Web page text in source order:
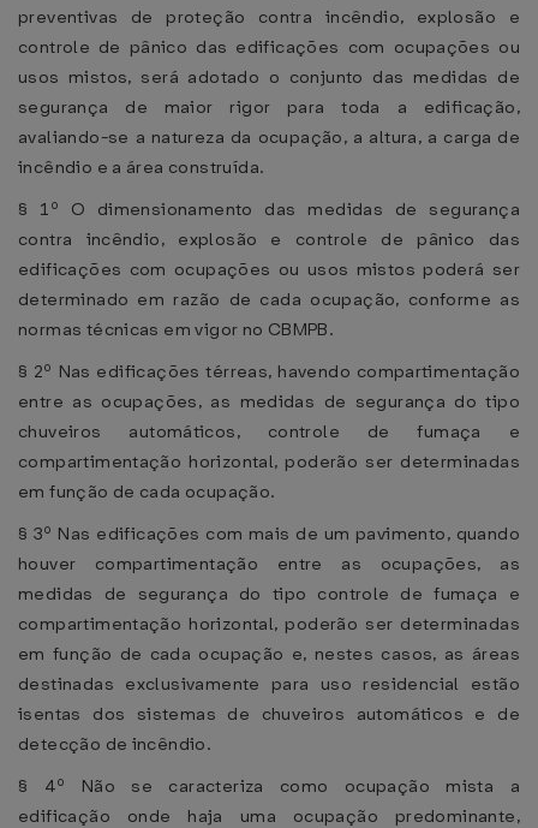
preventivas de proteção contra incêndio, explosão e
controle de pânico das edificações com ocupações ou
usos mistos, será adotado o conjunto das medidas de
segurança de maior rigor para toda a edificação,
avaliando-se a natureza da ocupação, a altura, a carga de
incêndio e a área construída.
§ 1º O dimensionamento das medidas de segurança
contra incêndio, explosão e controle de pânico das
edificações com ocupações ou usos mistos poderá ser
determinado em razão de cada ocupação, conforme as
normas técnicas em vigor no CBMPB.
§ 2º Nas edificações térreas, havendo compartimentação
entre as ocupações, as medidas de segurança do tipo
chuveiros automáticos, controle de fumaça e
compartimentação horizontal, poderão ser determinadas
em função de cada ocupação.
§ 3º Nas edificações com mais de um pavimento, quando
houver compartimentação entre as ocupações, as
medidas de segurança do tipo controle de fumaça e
compartimentação horizontal, poderão ser determinadas
em função de cada ocupação e, nestes casos, as áreas
destinadas exclusivamente para uso residencial estão
isentas dos sistemas de chuveiros automáticos e de
detecção de incêndio.
§ 4º Não se caracteriza como ocupação mista a
edificação onde haja uma ocupação predominante,